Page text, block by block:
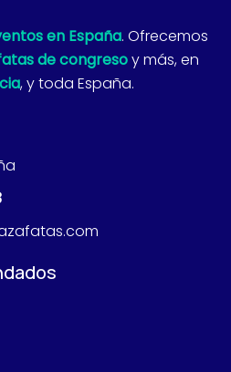
en España. Ofrecemos
de congresoy más, en
, y toda España.